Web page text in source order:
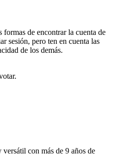
de encontrar la cuenta de
sesión, pero ten en cuenta las
de los demás.
con más de 9 años de